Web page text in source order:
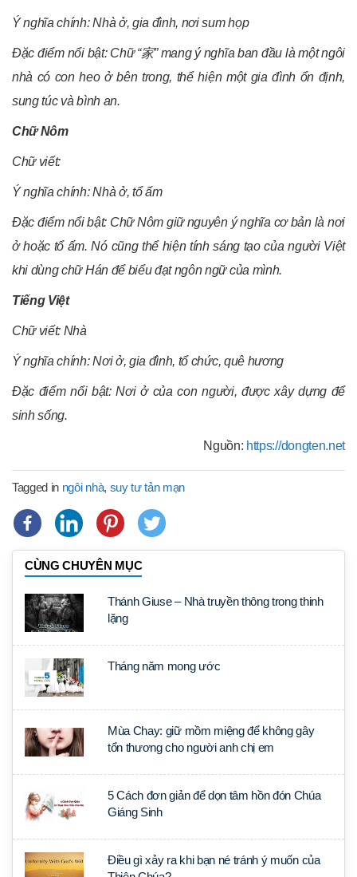
Ý nghĩa chính: Nhà ở, gia đình, nơi sum họp
Đặc điểm nổi bật: Chữ “家” mang ý nghĩa ban đầu là một ngôi
nhà có con heo ở bên trong, thể hiện một gia đình ổn định,
sung túc và bình an.
Chữ Nôm
Chữ viết:
Ý nghĩa chính: Nhà ở, tổ ấm
Đặc điểm nổi bật: Chữ Nôm giữ nguyên ý nghĩa cơ bản là nơi
ở hoặc tổ ấm. Nó cũng thể hiện tính sáng tạo của người Việt
khi dùng chữ Hán để biểu đạt ngôn ngữ của mình.
Tiếng Việt
Chữ viết: Nhà
Ý nghĩa chính: Nơi ở, gia đình, tổ chức, quê hương
Đặc điểm nổi bật: Nơi ở của con người, được xây dựng để
sinh sống.
Nguồn: https://dongten.net
Tagged in ngôi nhà, suy tư tản mạn
CÙNG CHUYÊN MỤC
Thánh Giuse – Nhà truyền thông trong thinh
lặng
Tháng năm mong ước
Mùa Chay: giữ mồm miệng để không gây
tổn thương cho người anh chị em
5 Cách đơn giản để dọn tâm hồn đón Chúa
Giáng Sinh
Điều gì xảy ra khi bạn né tránh ý muốn của